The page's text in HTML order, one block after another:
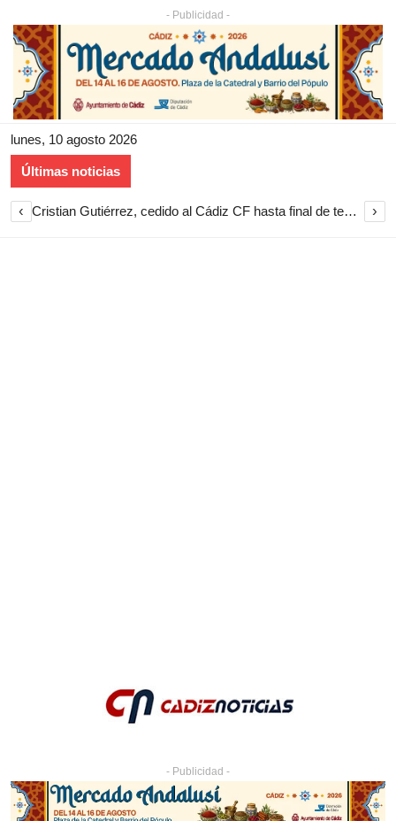
- Publicidad -
lunes, 10 agosto 2026
Últimas noticias
‹ Cristian Gutiérrez, cedido al Cádiz CF hasta final de temporada ›
- Publicidad -